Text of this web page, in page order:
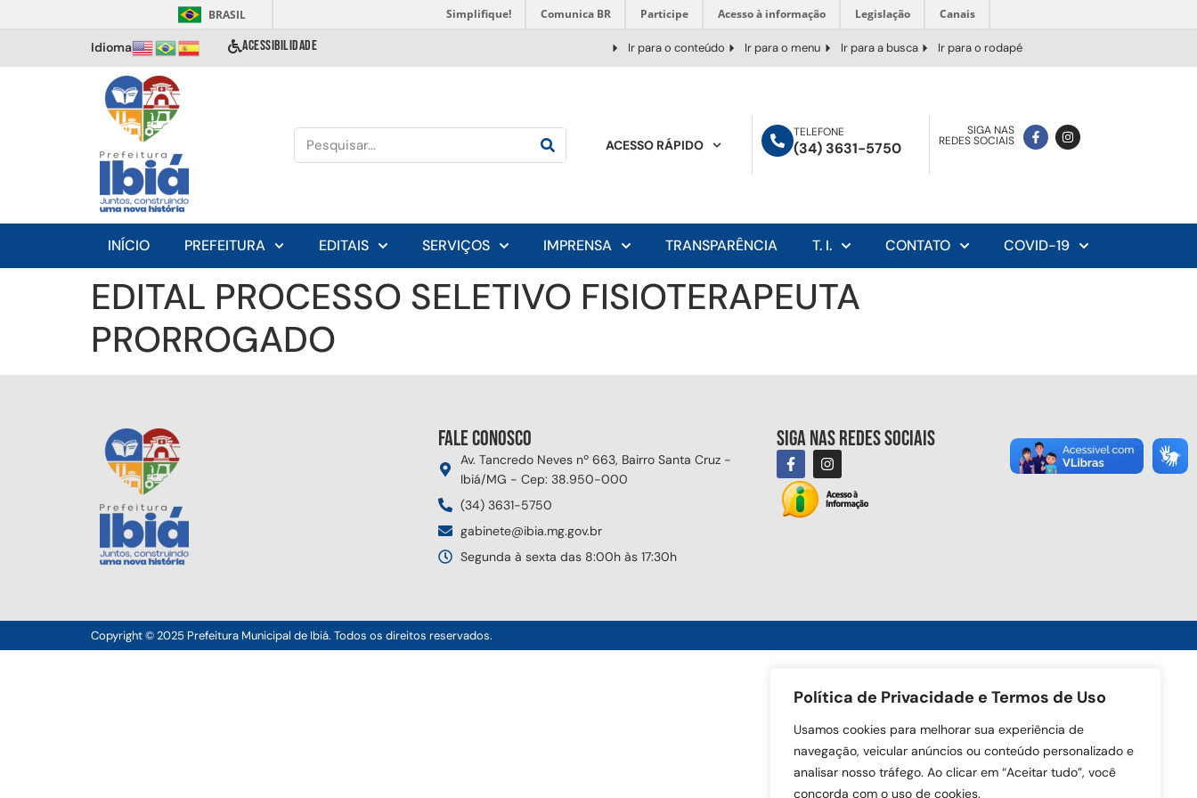
Política de Privacidade e Termos de Uso
Usamos cookies para melhorar sua experiência de
navegação, veicular anúncios ou conteúdo personalizado e
analisar nosso tráfego. Ao clicar em “Aceitar tudo”, você
concorda com o uso de cookies.
BRASIL Simplifique! Comunica BR Participe Acesso à informação Legislação Canais
Idioma ACESSIBILIDADE Ir para o conteúdo Ir para o menu Ir para a busca Ir para o rodapé
ACESSO RÁPIDO
TELEFONE
(34) 3631-5750
SIGA NAS
REDES SOCIAIS
INÍCIO PREFEITURA EDITAIS SERVIÇOS IMPRENSA TRANSPARÊNCIA T. I. CONTATO COVID-19
EDITAL PROCESSO SELETIVO FISIOTERAPEUTA
PRORROGADO
Fale conosco
Av. Tancredo Neves nº 663, Bairro Santa Cruz -
Ibiá/MG - Cep: 38.950-000
(34) 3631-5750
gabinete@ibia.mg.gov.br
Segunda à sexta das 8:00h às 17:30h
Siga nas redes sociais
Copyright © 2025 Prefeitura Municipal de Ibiá. Todos os direitos reservados.